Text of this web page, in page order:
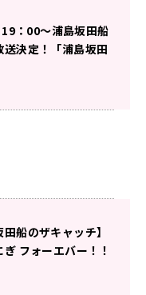
：00～浦島坂田船
送決定！「浦島坂田
船のザキャッチ】
フォーエバー！！